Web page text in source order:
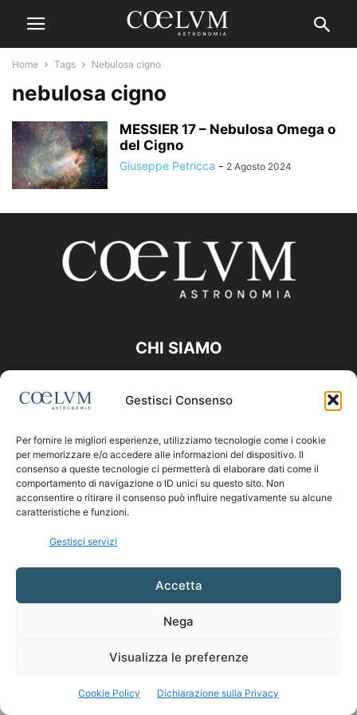
Gestisci Consenso
Per fornire le migliori esperienze, utilizziamo tecnologie come i cookie
per memorizzare e/o accedere alle informazioni del dispositivo. Il
consenso a queste tecnologie ci permetterà di elaborare dati come il
comportamento di navigazione o ID unici su questo sito. Non
acconsentire o ritirare il consenso può influire negativamente su alcune
caratteristiche e funzioni.
Gestisci servizi
Accetta
Nega
Visualizza le preferenze
Cookie Policy Dichiarazione sulla Privacy
Home Tags Nebulosa cigno
nebulosa cigno
MESSIER 17 – Nebulosa Omega o
del Cigno
Giuseppe Petricca - 2 Agosto 2024
CHI SIAMO
Contattaci:coelumastro@coelum.com
SEGUICI